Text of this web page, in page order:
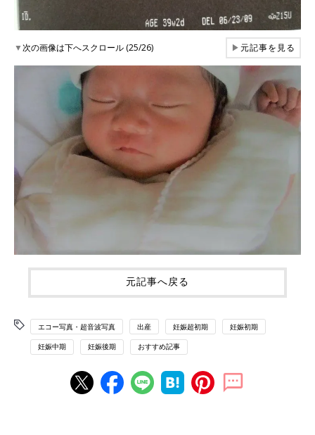
▼次の画像は下へスクロール (25/26) ▶元記事を見る
元記事へ戻る
エコー写真・超音波写真 出産 妊娠超初期 妊娠初期
妊娠中期 妊娠後期 おすすめ記事